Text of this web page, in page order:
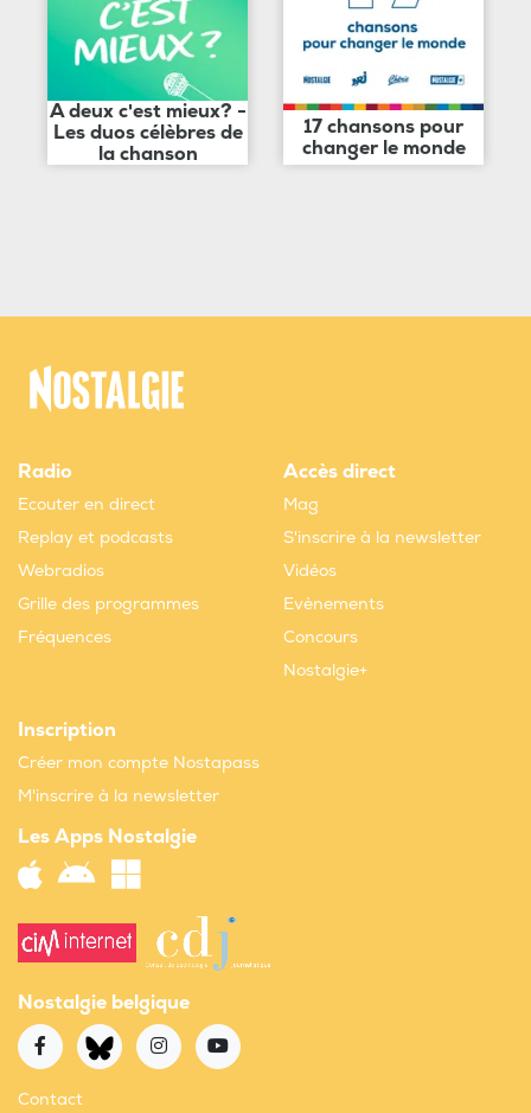
A deux c'est mieux? -
Les duos célèbres de
la chanson
17 chansons pour
changer le monde
Radio
Ecouter en direct
Replay et podcasts
Webradios
Grille des programmes
Fréquences
Accès direct
Mag
S'inscrire à la newsletter
Vidéos
Evènements
Concours
Nostalgie+
Inscription
Créer mon compte Nostapass
M'inscrire à la newsletter
Les Apps Nostalgie
Nostalgie belgique
Contact